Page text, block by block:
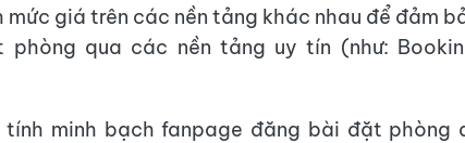
mức giá trên các nền tảng khác nhau để đảm
qua các nền tảng uy tín (như:
minh bạch fanpage đăng bài đặt phòng